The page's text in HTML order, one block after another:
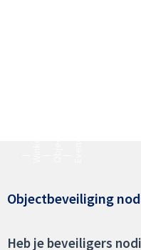
Objectbeveiliging
Heb je beveiligers